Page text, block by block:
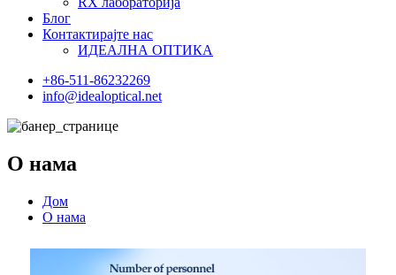
Блог
Контактирајте нас
ИДЕАЛНА ОПТИКА
+86-511-86232269
info@idealoptical.net
О нама
Дом
О нама